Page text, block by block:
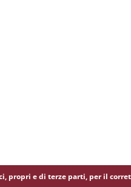
propri e di terze parti, per il